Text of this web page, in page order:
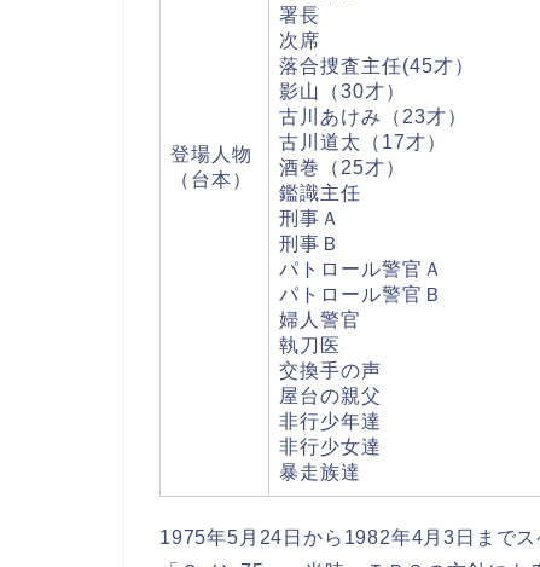
登場人物
（台本）
署長
次席
落合捜査主任(45才）
影山（30才）
古川あけみ（23才）
古川道太（17才）
酒巻（25才）
鑑識主任
刑事Ａ
刑事Ｂ
パトロール警官Ａ
パトロール警官Ｂ
婦人警官
執刀医
交換手の声
屋台の親父
非行少年達
非行少女達
暴走族達
1975年5月24日から1982年4月3日まで